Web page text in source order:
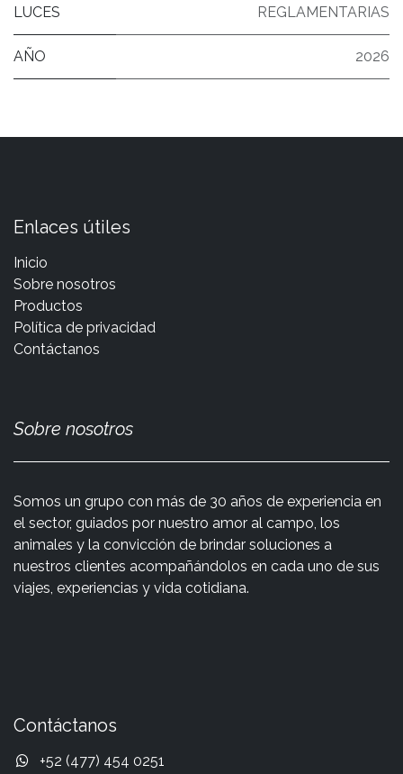
LUCES REGLAMENTARIAS
AÑO 2026
Enlaces útiles
Inicio
Sobre nosotros
Productos
Política de privacidad
Contáctanos
Sobre nosotros
Somos un grupo con más de 30 años de experiencia en
el sector, guiados por nuestro amor al campo, los
animales y la convicción de brindar soluciones a
nuestros clientes acompañándolos en cada uno de sus
viajes, experiencias y vida cotidiana.
Contáctanos
+52 (477) 454 0251